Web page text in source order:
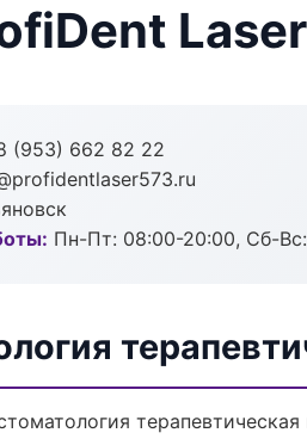
Laser
(953) 662 82 22
Пн-Пт: 08:00-20:00, Сб-